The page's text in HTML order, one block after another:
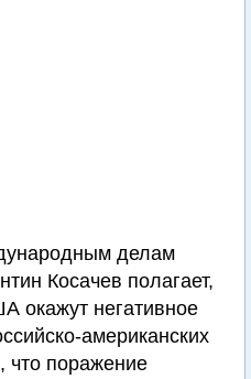
делам
Косачев полагает,
окажут негативное
американских
что поражение